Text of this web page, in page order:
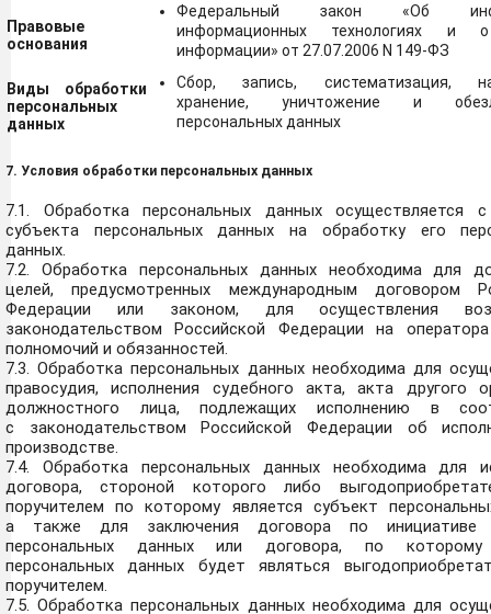
Правовые
основания
Федеральный закон «Об
информационных технологиях и
информации» от 27.07.2006 N 149-ФЗ
Виды обработки
персональных
данных
Сбор, запись, систематизация,
хранение, уничтожение и
персональных данных
7. Условия обработки персональных данных
7.1. Обработка персональных данных осуществляется с
субъекта персональных данных на обработку его
данных.
7.2. Обработка персональных данных необходима для
целей, предусмотренных международным договором
Федерации или законом, для осуществления
законодательством Российской Федерации на
полномочий и обязанностей.
7.3. Обработка персональных данных необходима для
правосудия, исполнения судебного акта, акта другого
должностного лица, подлежащих исполнению в
с законодательством Российской Федерации об
производстве.
7.4. Обработка персональных данных необходима для
договора, стороной которого либо
поручителем по которому является субъект
а также для заключения договора по инициативе
персональных данных или договора, по которому
персональных данных будет являться
поручителем.
7.5. Обработка персональных данных необходима для